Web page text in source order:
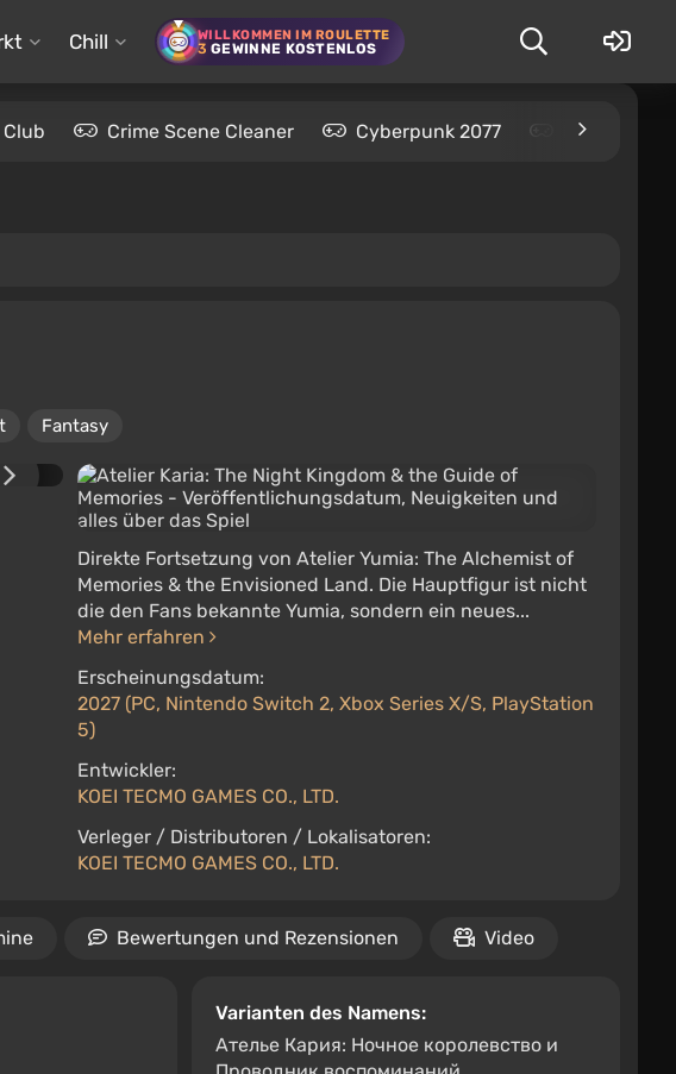
Chill WILLKOMMEN IM ROULETTE
3 GEWINNE KOSTENLOS
Club Crime Scene Cleaner Cyberpunk 2077 Kingdom
Fantasy
Direkte Fortsetzung von Atelier Yumia: The Alchemist of
Memories & the Envisioned Land. Die Hauptfigur ist nicht
die den Fans bekannte Yumia, sondern ein neues...
Mehr erfahren
Erscheinungsdatum:
2027 (PC, Nintendo Switch 2, Xbox Series X/S, PlayStation
5)
Entwickler:
KOEI TECMO GAMES CO., LTD.
Verleger / Distributoren / Lokalisatoren:
KOEI TECMO GAMES CO., LTD.
Bewertungen und Rezensionen Video
Varianten des Namens:
Ателье Кария: Ночное королевство и